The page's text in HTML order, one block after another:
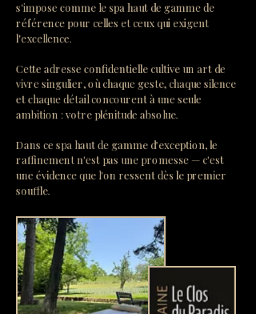
s'impose comme le spa haut de gamme de
référence pour celles et ceux qui exigent
l'excellence.
Cette adresse confidentielle cultive un art de
vivre singulier, où chaque geste, chaque silence
et chaque détail concourent à une seule
ambition : votre plénitude absolue.
Dans ce spa haut de gamme d'exception, le
raffinement n'est pas une promesse — c'est
une évidence que l'on ressent dès le premier
souffle.